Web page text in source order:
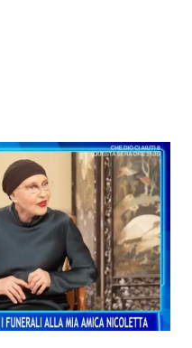
Cucina e Ricette
Consigli di Cucina
Dolci